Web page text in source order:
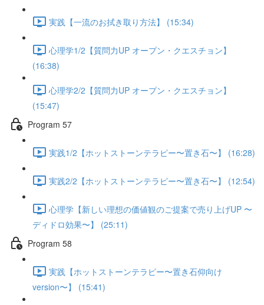
実践【一流のお拭き取り方法】 (15:34)
心理学1/2【質問力UP オープン・クエスチョン】
(16:38)
心理学2/2【質問力UP オープン・クエスチョン】
(15:47)
Program 57
実践1/2【ホットストーンテラピー〜置き石〜】 (16:28)
実践2/2【ホットストーンテラピー〜置き石〜】 (12:54)
心理学【新しい理想の価値観のご提案で売り上げUP 〜
ディドロ効果〜】 (25:11)
Program 58
実践【ホットストーンテラピー〜置き石仰向け
version〜】 (15:41)